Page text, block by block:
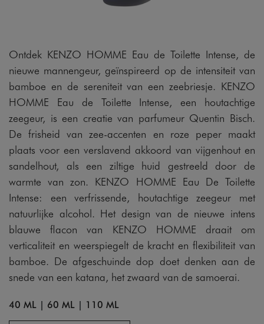
Ontdek KENZO HOMME Eau de Toilette Intense, de
nieuwe mannengeur, geïnspireerd op de intensiteit van
bamboe en de sereniteit van een zeebriesje. KENZO
HOMME Eau de Toilette Intense, een houtachtige
zeegeur, is een creatie van parfumeur Quentin Bisch.
De frisheid van zee-accenten en roze peper maakt
plaats voor een verslavend akkoord van vijgenhout en
sandelhout, als een ziltige huid gestreeld door de
warmte van zon. KENZO HOMME Eau De Toilette
Intense: een verfrissende, houtachtige zeegeur met
natuurlijke alcohol. Het design van de nieuwe intens
blauwe flacon van KENZO HOMME draait om
verticaliteit en weerspiegelt de kracht en flexibiliteit van
bamboe. De afgeschuinde dop doet denken aan de
snede van een katana, het zwaard van de samoerai.
40 ML | 60 ML | 110 ML